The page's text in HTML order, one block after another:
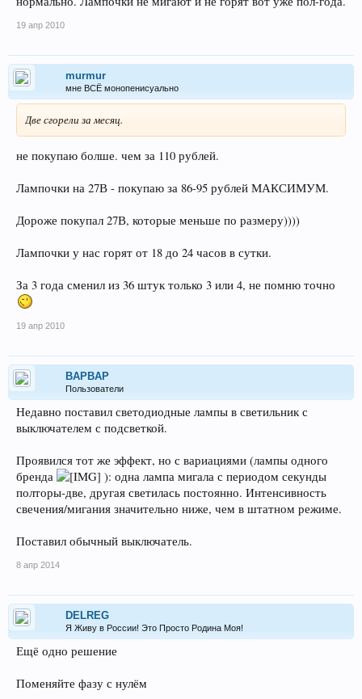
19 апр 2010
murmur
мне ВСЁ монопенисуально
Две сгорели за месяц.
не покупаю болше. чем за 110 рублей.
Лампочки на 27В - покупаю за 86-95 рублей МАКСИМУМ.
Дороже покупал 27В, которые меньше по размеру))))
Лампочки у нас горят от 18 до 24 часов в сутки.
За 3 года сменил из 36 штук только 3 или 4, не помню точно
19 апр 2010
BAPBAP
Пользователи
Недавно поставил светодиодные лампы в светильник с
выключателем с подсветкой.
Проявился тот же эффект, но с вариациями (лампы одного
бренда
): одна лампа мигала с периодом секунды
полторы-две, другая светилась постоянно. Интенсивность
свечения/мигания значительно ниже, чем в штатном режиме.
Поставил обычный выключатель.
8 апр 2014
DELREG
Я Живу в России! Это Просто Родина Моя!
Ещё одно решение
Поменяйте фазу с нулём